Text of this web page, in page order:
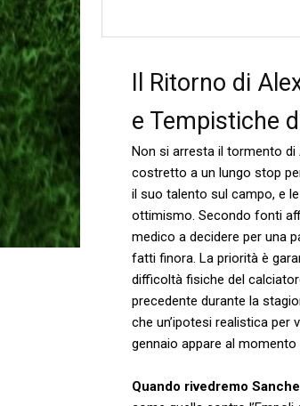
Il Ritorno di
e ​Tempistiche
⁢Non si arresta il tormento di
costretto a un lungo stop
il suo talento sul campo, e⁢
ottimismo. Secondo fonti
medico a decidere per una
fatti finora. La priorità è
difficoltà fisiche del
precedente durante la
che un’ipotesi‌ realistica
gennaio appare al
Quando rivedremo